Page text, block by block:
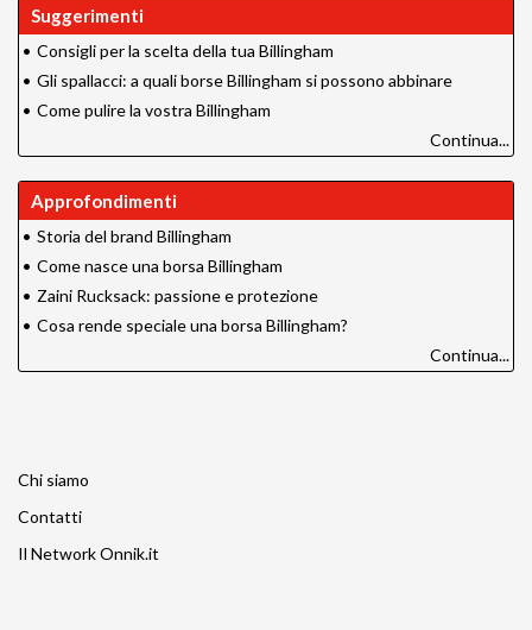
Suggerimenti
• Consigli per la scelta della tua Billingham
• Gli spallacci: a quali borse Billingham si possono abbinare
• Come pulire la vostra Billingham
Continua...
Approfondimenti
• Storia del brand Billingham
• Come nasce una borsa Billingham
• Zaini Rucksack: passione e protezione
• Cosa rende speciale una borsa Billingham?
Continua...
Chi siamo
Contatti
Il Network Onnik.it